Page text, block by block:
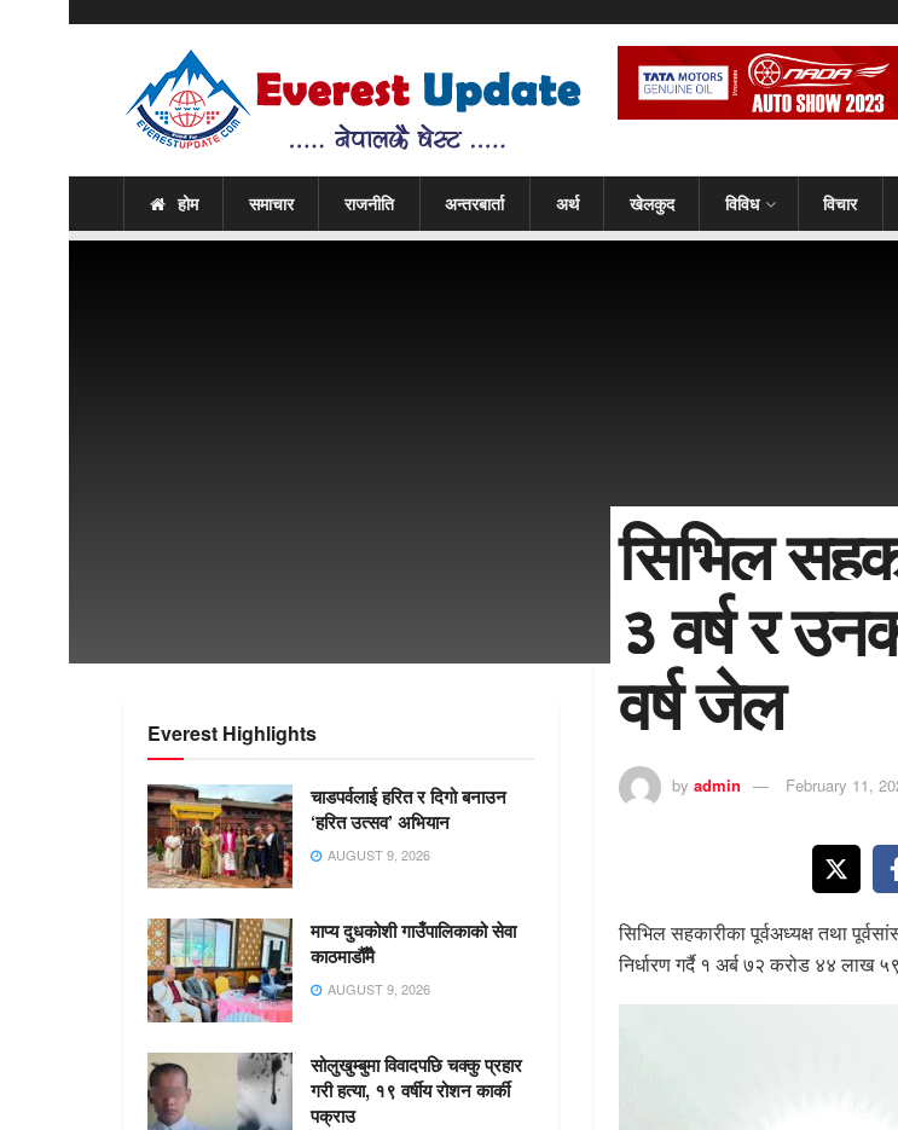
होम समाचार राजनीति अन्तरबार्ता अर्थ खेलकुद विविध विचार
सिभिल
३ वर्ष र
वर्ष जेल
by admin February 11,
सिभिल सहकारीका पूर्वअध्यक्ष तथा
निर्धारण गर्दै १ अर्ब ७२ करोड ४४ लाख
Everest Highlights
चाडपर्वलाई हरित र दिगो बनाउन
‘हरित उत्सव’ अभियान
AUGUST 9, 2026
माप्य दुधकोशी गाउँपालिकाको सेवा
काठमाडौँमै
AUGUST 9, 2026
सोलुखुम्बुमा विवादपछि चक्कु प्रहार
गरी हत्या, १९ वर्षीय रोशन कार्की
पक्राउ